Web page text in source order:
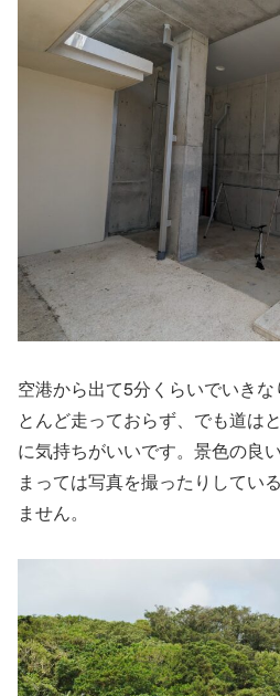
空港から出て5分くらいでいき
とんど走っておらず、でも道は
に気持ちがいいです。景色の良
まっては写真を撮ったりしてい
ません。